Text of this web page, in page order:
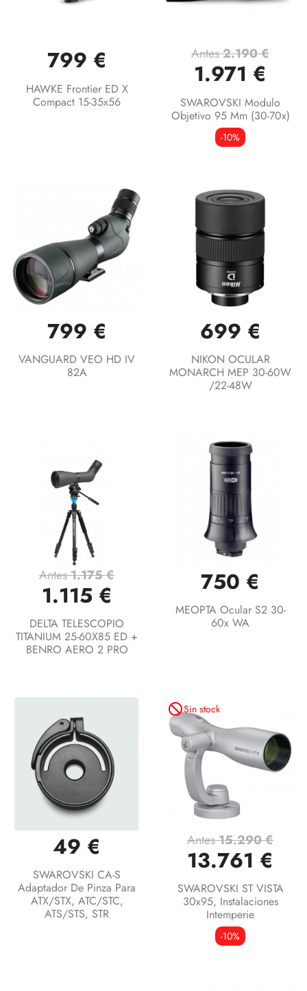
799 €
HAWKE Frontier ED X
Compact 15-35x56
Antes2.190 €
1.971 €
SWAROVSKI Modulo
Objetivo 95 Mm (30-70x)
-10%
799 €
VANGUARD VEO HD IV
82A
699 €
NIKON OCULAR
MONARCH MEP 30-60W
/22-48W
Antes1.175 €
1.115 €
DELTA TELESCOPIO
TITANIUM 25-60X85 ED +
BENRO AERO 2 PRO
750 €
MEOPTA Ocular S2 30-
60x WA
49 €
SWAROVSKI CA-S
Adaptador De Pinza Para
ATX/STX, ATC/STC,
ATS/STS, STR
not_interestedSin stock
Antes15.290 €
13.761 €
SWAROVSKI ST VISTA
30x95, Instalaciones
Intemperie
-10%